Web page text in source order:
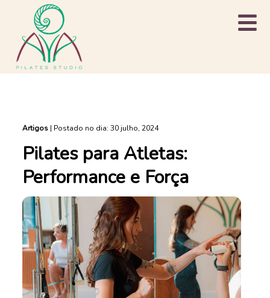
Artigos | Postado no dia: 30 julho, 2024
Pilates para Atletas:
Performance e Força